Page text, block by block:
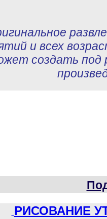
и всех
создать под
РИСОВАНИЕ